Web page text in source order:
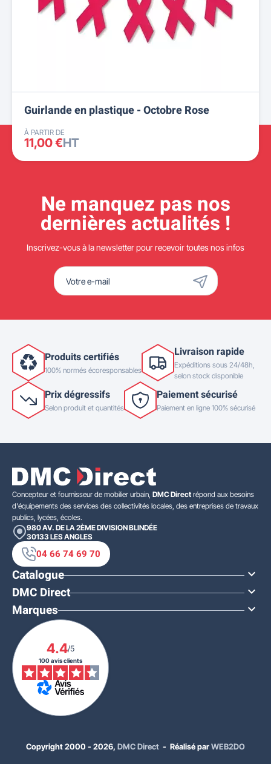
Guirlande en plastique - Octobre Rose
À PARTIR DE
11,00 €HT
Ne manquez pas nos
dernières actualités !
Inscrivez-vous à la newsletter pour recevoir toutes nos infos
Produits certifiés
100% normés écoresponsables
Livraison rapide
Expéditions sous 24/48h,
selon stock disponible
Prix dégressifs
Selon produit et quantités
Paiement sécurisé
Paiement en ligne 100% sécurisé
Concepteur et fournisseur de mobilier urbain, DMC Direct répond aux besoins
d'équipements des services des collectivités locales, des entreprises de travaux
publics, lycées, écoles.
980 AV. DE LA 2ÈME DIVISION BLINDÉE
30133 LES ANGLES
04 66 74 69 70
Catalogue 
DMC Direct 
Marques 
4.4/5
100 avis clients
Copyright 2000 - 2026, DMC Direct - Réalisé parWEB2DO